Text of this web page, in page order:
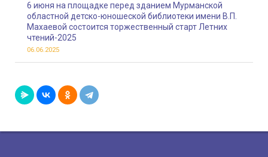
6 июня на площадке перед зданием Мурманской
областной детско-юношеской библиотеки имени В.П.
Махаевой состоится торжественный старт Летних
чтений-2025
06.06.2025